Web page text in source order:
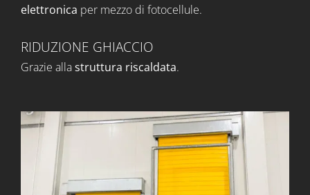
elettronica per mezzo di fotocellule.
RIDUZIONE GHIACCIO
Grazie allastruttura riscaldata.